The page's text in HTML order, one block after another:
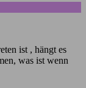
ist , hängt es
was ist wenn